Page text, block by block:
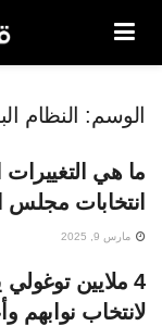
الوسم: النظام
ما هي
انتخابات مجلس
مارس 9, 2025
4 ملايين
لانتخاب نوابهم